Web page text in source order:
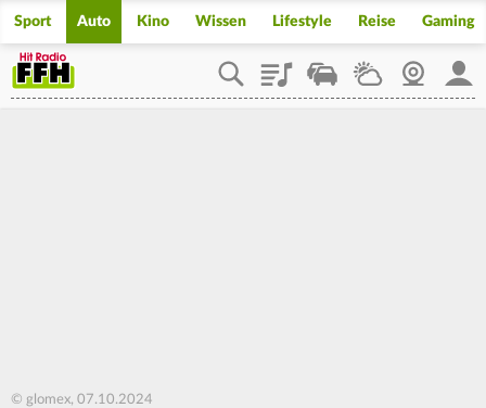
Sport Auto Kino Wissen Lifestyle Reise Gaming
PlaylistStaupilotWetterWebcam
© glomex, 07.10.2024